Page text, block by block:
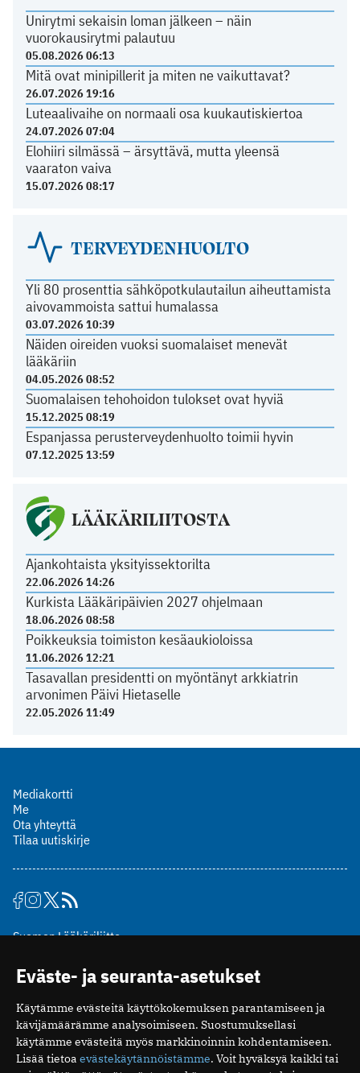
Unirytmi sekaisin loman jälkeen – näin
vuorokausirytmi palautuu
05.08.2026 06:13
Mitä ovat minipillerit ja miten ne vaikuttavat?
26.07.2026 19:16
Luteaalivaihe on normaali osa kuukautiskiertoa
24.07.2026 07:04
Elohiiri silmässä – ärsyttävä, mutta yleensä
vaaraton vaiva
15.07.2026 08:17
TERVEYDENHUOLTO
Yli 80 prosenttia sähköpotkulautailun aiheuttamista
aivovammoista sattui humalassa
03.07.2026 10:39
Näiden oireiden vuoksi suomalaiset menevät
lääkäriin
04.05.2026 08:52
Suomalaisen tehohoidon tulokset ovat hyviä
15.12.2025 08:19
Espanjassa perusterveydenhuolto toimii hyvin
07.12.2025 13:59
LÄÄKÄRILIITOSTA
Ajankohtaista yksityissektorilta
22.06.2026 14:26
Kurkista Lääkäripäivien 2027 ohjelmaan
18.06.2026 08:58
Poikkeuksia toimiston kesäaukioloissa
11.06.2026 12:21
Tasavallan presidentti on myöntänyt arkkiatrin
arvonimen Päivi Hietaselle
22.05.2026 11:49
Mediakortti
Me
Ota yhteyttä
Tilaa uutiskirje
Suomen Lääkäriliitto
00510 Helsinki
puh. (09) 393 091
toimitus@potilaanlaakarilehti.fi
ISSN 2323-9476
Eväste- ja seuranta-asetukset
Käytämme evästeitä käyttökokemuksen parantamiseen ja
kävijämäärämme analysoimiseen. Suostumuksellasi
käytämme evästeitä myös markkinoinnin kohdentamiseen.
Lisää tietoa evästekäytännöistämme. Voit hyväksyä kaikki tai